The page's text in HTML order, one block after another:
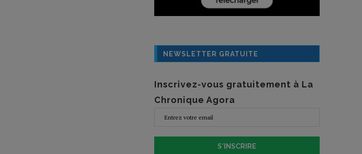
NEWSLETTER GRATUITE
Inscrivez-vous gratuitement à La
Chronique Agora
S'INSCRIRE